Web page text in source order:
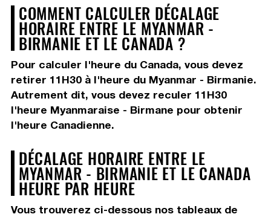
COMMENT CALCULER DÉCALAGE
HORAIRE ENTRE LE MYANMAR -
BIRMANIE ET LE CANADA ?
Pour calculer l'heure du Canada, vous devez
retirer 11H30à l'heure du Myanmar - Birmanie.
Autrement dit, vous devez reculer 11H30
l'heure Myanmaraise - Birmane pour obtenir
l'heure Canadienne.
DÉCALAGE HORAIRE ENTRE LE
MYANMAR - BIRMANIE ET LE CANADA
HEURE PAR HEURE
Vous trouverez ci-dessous nos tableaux de